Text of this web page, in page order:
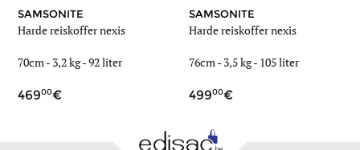
SAMSONITE
Harde reiskoffer nexis
70cm - 3,2 kg-92 liter
46900
SAMSONITE
Harde reiskoffer nexis
76cm - 3,5 kg- 105 liter
49900